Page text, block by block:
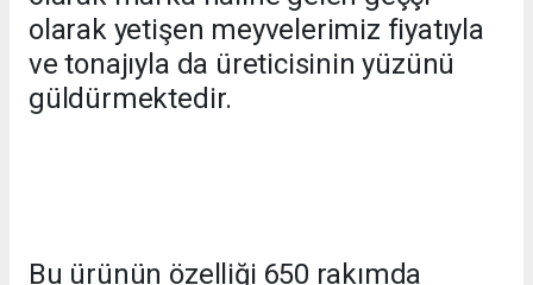
olarak yetişen meyvelerimiz fiyatıyla
ve tonajıyla da üreticisinin yüzünü
güldürmektedir.
Bu ürünün özelliği 650 rakımda